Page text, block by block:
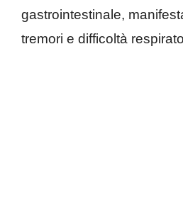
gastrointestinale,
tremori e difficoltà